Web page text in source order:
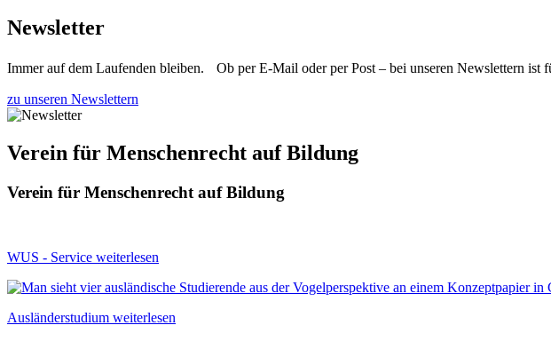
Newsletter
Immer auf dem Laufenden bleiben. Ob per E-Mail oder per Post – bei unseren Newslettern ist
zu unseren Newslettern
Verein für Menschenrecht auf Bildung
Verein für Menschenrecht auf Bildung
WUS - Service weiterlesen
Ausländerstudium weiterlesen